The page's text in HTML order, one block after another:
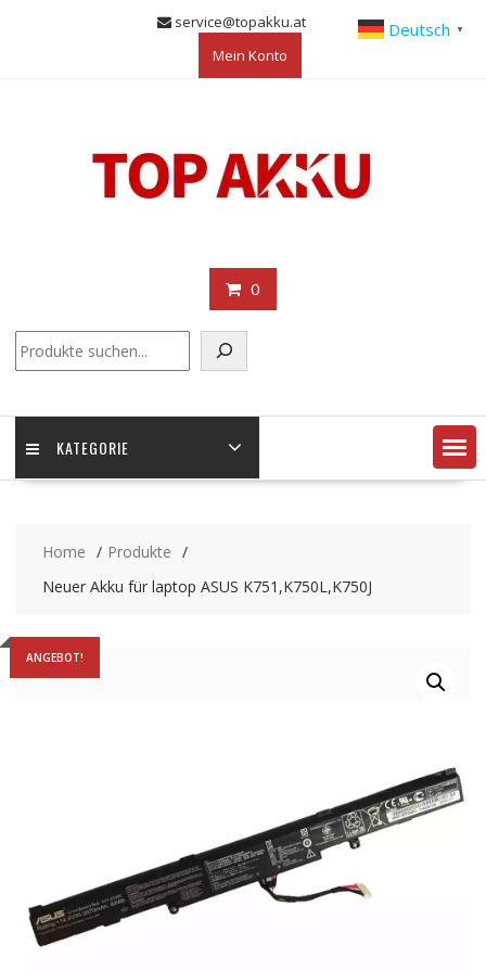
service@topakku.at
Mein Konto
0
KATEGORIE
Home
Produkte
Neuer Akku für laptop ASUS K751,K750L,K750J
ANGEBOT!
Deutsch ▼